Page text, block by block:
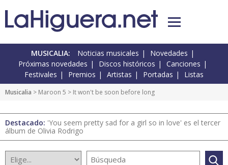
MUSICALIA: Noticias musicales
Novedades
Próximas novedades
Discos históricos
Canciones
Festivales
Premios Artistas Portadas Listas
Musicalia > Maroon 5 > It won't be soon before long
Destacado: 'You seem pretty sad for a girl so in love' es el tercer
álbum de Olivia Rodrigo